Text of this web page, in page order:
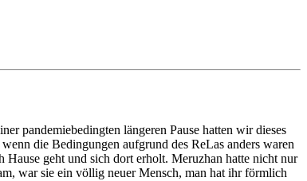
pandemiebedingten längeren Pause hatten wir dieses
die Bedingungen aufgrund des ReLas anders waren
Hause geht und sich dort erholt. Meruzhan hatte nicht nur
war sie ein völlig neuer Mensch, man hat ihr förmlich